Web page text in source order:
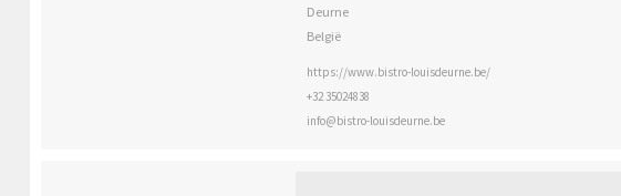
Deurne
België
https://www.bistro-louisdeurne.be/
+32 35024838
info@bistro-louisdeurne.be